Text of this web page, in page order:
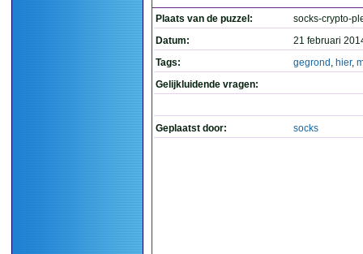
Plaats van de puzzel:
socks-crypto-
Datum:
21 februari
Tags:
gegrond , hier,
Gelijkluidende vragen:
Geplaatst door: socks